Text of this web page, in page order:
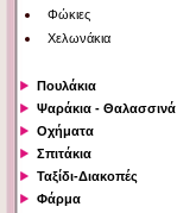
Φώκιες
Χελωνάκια
Πουλάκια
Ψαράκια - Θαλασσινά
Οχήματα
Σπιτάκια
Ταξίδι-Διακοπές
Φάρμα